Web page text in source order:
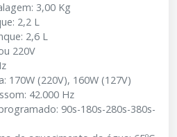
3,00 Kg
2,2 L
2,6 L
220V
170W (220V), 160W (127V)
42.000 Hz
90s-180s-280s-380s-